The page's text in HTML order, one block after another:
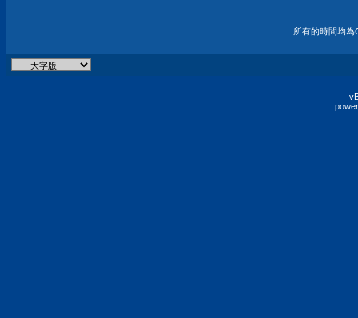
所有的時間均為